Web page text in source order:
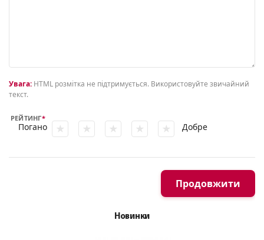
Увага: HTML розмітка не підтримується. Використовуйте звичайний
текст.
РЕЙТИНГ
Погано Добре
Продовжити
Новинки